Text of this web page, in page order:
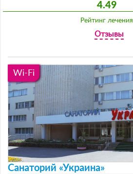
4.49
Рейтинг лечения
Отзывы
Wi-Fi
Санаторий «Украина»